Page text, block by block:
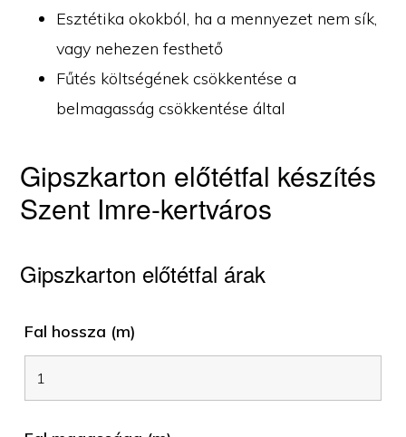
Esztétika okokból, ha a mennyezet nem sík,
vagy nehezen festhető
Fűtés költségének csökkentése a
belmagasság csökkentése által
Gipszkarton előtétfal készítés
Szent Imre-kertváros
Gipszkarton előtétfal árak
Fal hossza (m)